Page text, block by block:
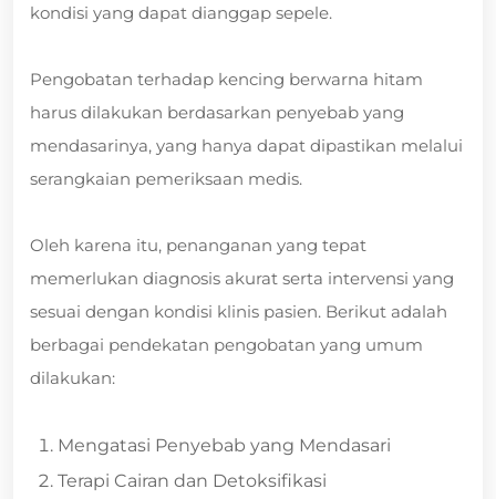
kondisi yang dapat dianggap sepele.
Pengobatan terhadap kencing berwarna hitam
harus dilakukan berdasarkan penyebab yang
mendasarinya, yang hanya dapat dipastikan melalui
serangkaian pemeriksaan medis.
Oleh karena itu, penanganan yang tepat
memerlukan diagnosis akurat serta intervensi yang
sesuai dengan kondisi klinis pasien. Berikut adalah
berbagai pendekatan pengobatan yang umum
dilakukan:
Mengatasi Penyebab yang Mendasari
Terapi Cairan dan Detoksifikasi